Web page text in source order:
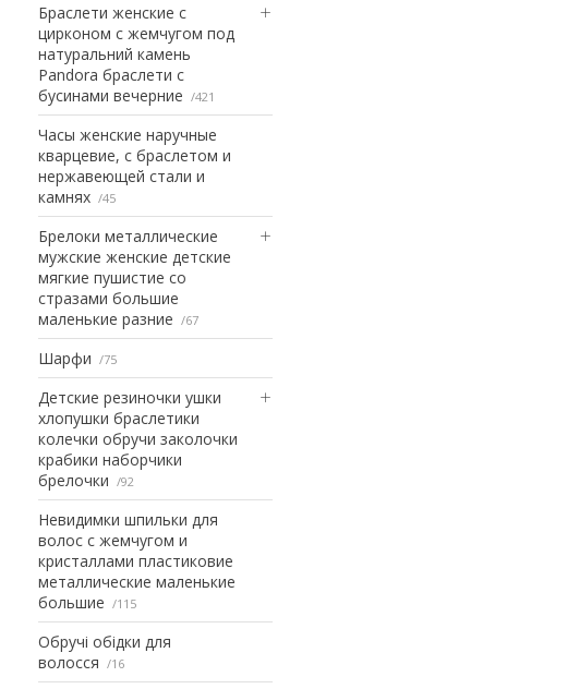
Браслети женские с
цирконом с жемчугом под
натуральний камень
Pandora браслети с
бусинами вечерние
421
Часы женские наручные
кварцевие, с браслетом и
нержавеющей стали и
камнях
45
Брелоки металлические
мужские женские детские
мягкие пушистие со
стразами большие
маленькие разние
67
Шарфи 75
Детские резиночки ушки
хлопушки браслетики
колечки обручи заколочки
крабики наборчики
брелочки
92
Невидимки шпильки для
волос с жемчугом и
кристаллами пластиковие
металлические маленькие
большие
115
Обручі обідки для
волосся
16